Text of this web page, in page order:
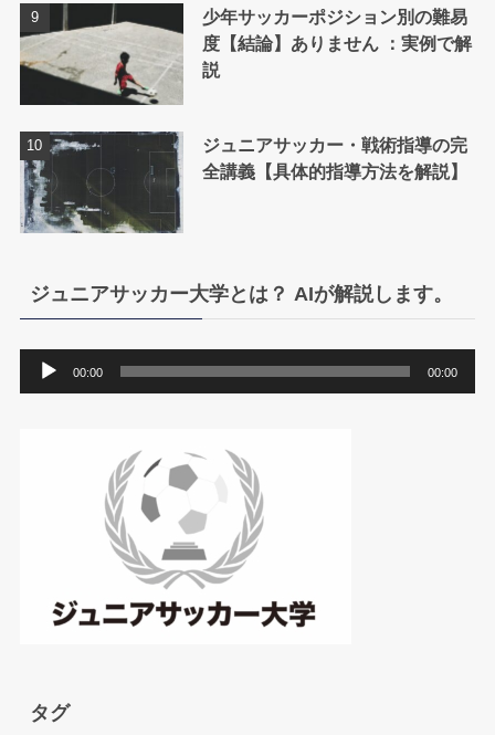
少年サッカーポジション別の難易
度【結論】ありません ：実例で解
説
ジュニアサッカー・戦術指導の完
全講義【具体的指導方法を解説】
ジュニアサッカー大学とは？ AIが解説します。
声
00:00 00:00
タグ